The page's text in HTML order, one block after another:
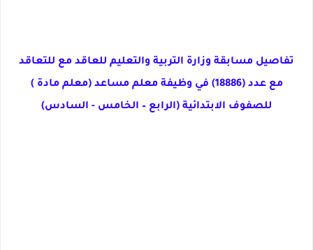
تفاصيل مسابقة وزارة التربية والتعليم للعاقد مع للتعاقد
مع عدد (18886) في وظيفة معلم مساعد (معلم مادة )
للصفوف الابتدائية (الرابع – الخامس - السادس)